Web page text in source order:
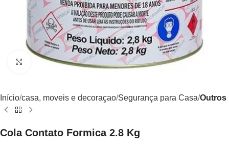
Clique para ampliar
Início casa, moveis e decoraçao Segurança para Casa Outros
Cola Contato Formica 2.8 Kg